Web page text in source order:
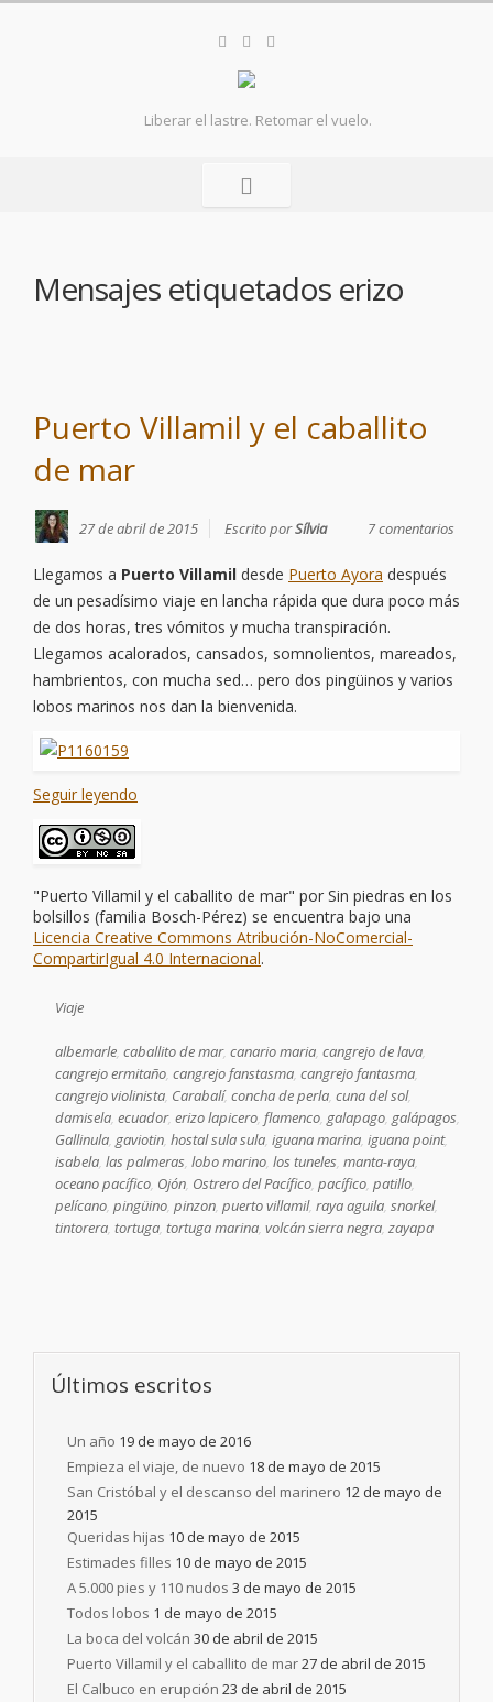
Liberar el lastre. Retomar el vuelo.
Mensajes etiquetados erizo
Puerto Villamil y el caballito
de mar
27 de abril de 2015 7 comentarios
Escrito porSílvia
Llegamos a Puerto Villamil desde Puerto Ayora después
de un pesadísimo viaje en lancha rápida que dura poco más
de dos horas, tres vómitos y mucha transpiración.
Llegamos acalorados, cansados, somnolientos, mareados,
hambrientos, con mucha sed… pero dos pingüinos y varios
lobos marinos nos dan la bienvenida.
Seguir leyendo
"Puerto Villamil y el caballito de mar" por Sin piedras en los
bolsillos (familia Bosch-Pérez) se encuentra bajo una
Licencia Creative Commons Atribución-NoComercial-
CompartirIgual 4.0 Internacional.
Viaje
albemarle, caballito de mar, canario maria, cangrejo de lava,
cangrejo ermitaño, cangrejo fanstasma, cangrejo fantasma,
cangrejo violinista, Carabalí, concha de perla, cuna del sol,
damisela, ecuador, erizo lapicero, flamenco, galapago, galápagos,
Gallinula, gaviotin, hostal sula sula, iguana marina, iguana point,
isabela, las palmeras, lobo marino, los tuneles, manta-raya,
oceano pacífico, Ojón, Ostrero del Pacífico, pacífico, patillo,
pelícano, pingüino, pinzon, puerto villamil, raya aguila, snorkel,
tintorera, tortuga, tortuga marina, volcán sierra negra, zayapa
Últimos escritos
Un año 19 de mayo de 2016
Empieza el viaje, de nuevo 18 de mayo de 2015
San Cristóbal y el descanso del marinero 12 de mayo de
2015
Queridas hijas 10 de mayo de 2015
Estimades filles 10 de mayo de 2015
A 5.000 pies y 110 nudos 3 de mayo de 2015
Todos lobos 1 de mayo de 2015
La boca del volcán 30 de abril de 2015
Puerto Villamil y el caballito de mar27 de abril de 2015
El Calbuco en erupción 23 de abril de 2015